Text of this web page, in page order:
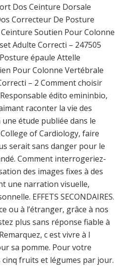
Dos Ceinture Dorsale
Correcteur De Posture
Soutien Pour Colonne
Adulte Correcti – 247505
épaule Attelle
Pour Colonne Vertébrale
– 2 Comment choisir
édito emininbio,
raconter la vie des
étude publiée dans le
of Cardiology, faire
serait sans danger pour le
Comment interrogeriez-
des images fixes à des
une narration visuelle,
EFFETS SECONDAIRES.
ou à l’étranger, grâce à nos
plus sans réponse fiable à
c est vivre à l
sa pomme. Pour votre
fruits et légumes par jour.